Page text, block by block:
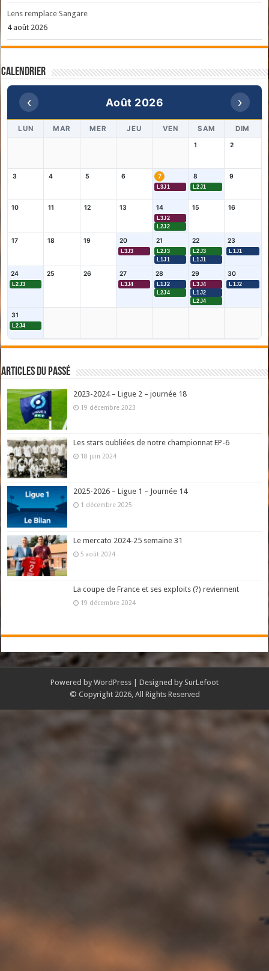
Lens remplace Sangare
4 août 2026
Calendrier
‹ Août 2026 ›
LUN MAR MER JEU VEN SAM DIM
1 2
3 4 5 6 7
L3J1
8
L2J1
9
10 11 12 13 14
L3J2
L2J2
15 16
17 18 19 20
L3J3
21
L2J3
L1J1
22
L2J3
L1J1
23
L1J1
24
L2J3
25 26 27
L3J4
28
L1J2
L2J4
29
L3J4
L1J2
L2J4
30
L1J2
31
L2J4
Articles du passé
2023-2024 – Ligue 2 – journée 18
19 décembre 2023
Les stars oubliées de notre championnat EP-6
18 juin 2024
2025-2026 – Ligue 1 – Journée 14
1 décembre 2025
Le mercato 2024-25 semaine 31
5 août 2024
La coupe de France et ses exploits (?) reviennent
19 décembre 2024
Powered by WordPress | Designed by SurLefoot
© Copyright 2026, All Rights Reserved